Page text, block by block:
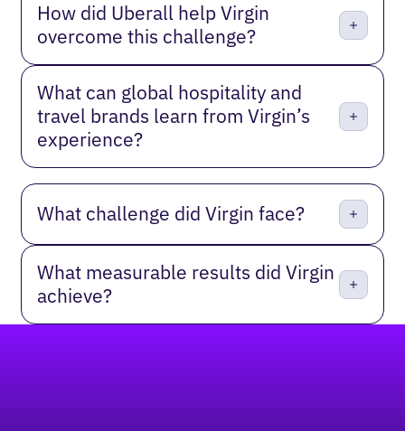
How did Uberall help Virgin
overcome this challenge?
What can global hospitality and
travel brands learn from Virgin’s
experience?
What challenge did Virgin face?
What measurable results did Virgin
achieve?